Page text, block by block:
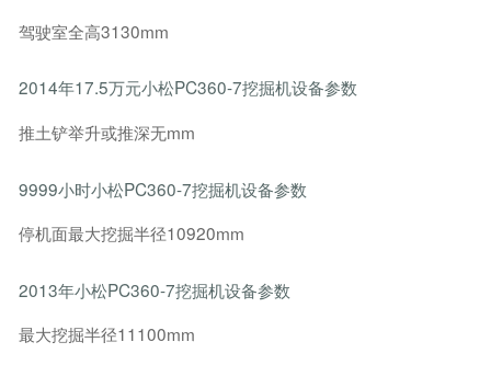
驾驶室全高3130mm
2014年17.5万元小松PC360-7挖掘机设备参数
推土铲举升或推深无mm
9999小时小松PC360-7挖掘机设备参数
停机面最大挖掘半径10920mm
2013年小松PC360-7挖掘机设备参数
最大挖掘半径11100mm